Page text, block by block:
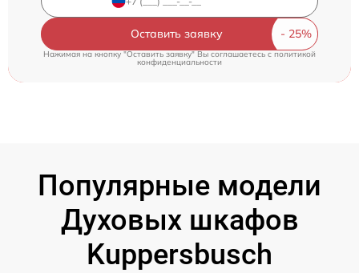
Оставить заявку
Нажимая на кнопку "Оставить заявку" Вы соглашаетесь c политикой
конфиденциальности
Популярные модели
Духовых шкафов
Kuppersbusch